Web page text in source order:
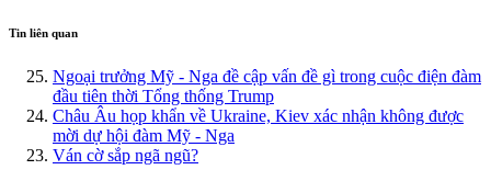
Tin liên quan
Ngoại trưởng Mỹ - Nga đề cập vấn đề gì trong cuộc điện đàm
đầu tiên thời Tổng thống Trump
Châu Âu họp khẩn về Ukraine, Kiev xác nhận không được
mời dự hội đàm Mỹ - Nga
Ván cờ sắp ngã ngũ?